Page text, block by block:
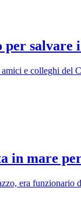
salvare
e colleghi del
in mare
era funzionario